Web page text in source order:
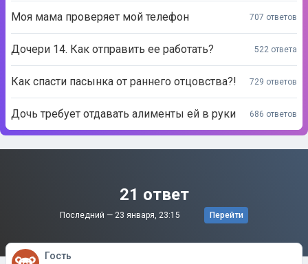
Моя мама проверяет мой телефон 707 ответов
Дочери 14. Как отправить ее работать? 522 ответа
Как спасти пасынка от раннего отцовства?! 729 ответов
Дочь требует отдавать алименты ей в руки 686 ответов
21 ответ
Последний — 23 января, 23:15 Перейти
Гость